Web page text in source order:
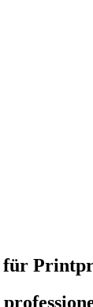
für